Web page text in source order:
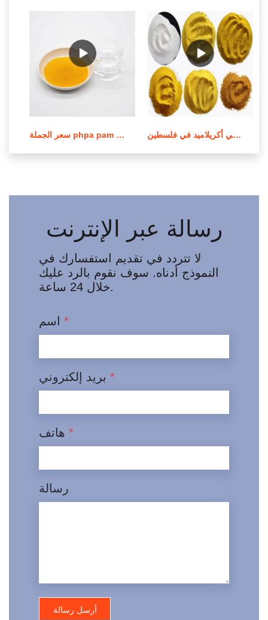
سعر الجملة phpa pam بولي أكريلاميد في لبنان كيماويات معالجة مياه الصرف الصحي أو مياه الصرف الصحي بولي أكريلاميد في فلسطين
رسالة عبر الإنترنت
لا تتردد في تقديم استفسارك في
النموذج أدناه. سوف نقوم بالرد عليك
خلال 24 ساعة.
*
*
*
رسالة